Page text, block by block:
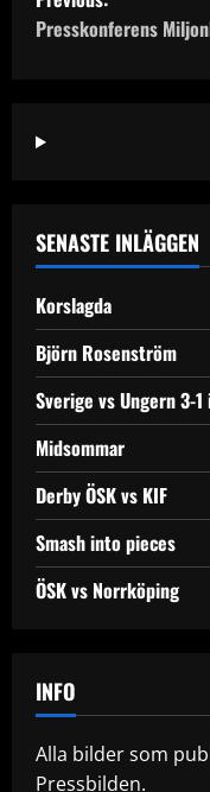
o
t
a
v
i
g
a
t
i
o
Presskonferens
SENASTE INLÄGGEN
Korslagda
Björn Rosenström
Sverige vs Ungern 3-
Midsommar
Derby ÖSK vs KIF
Smash into pieces
ÖSK vs Norrköping
INFO
Alla bilder som
Pressbilden.